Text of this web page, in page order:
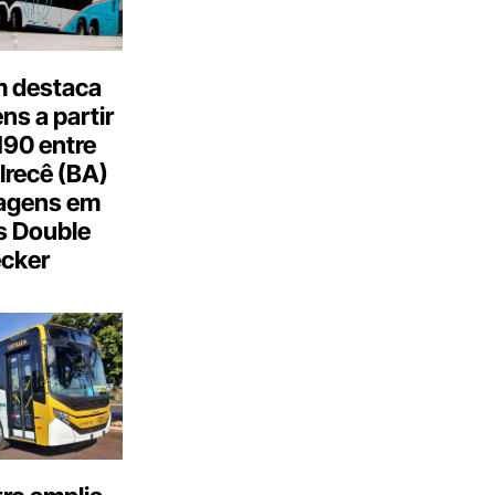
destaca
a partir
entre
(BA)
em
Double